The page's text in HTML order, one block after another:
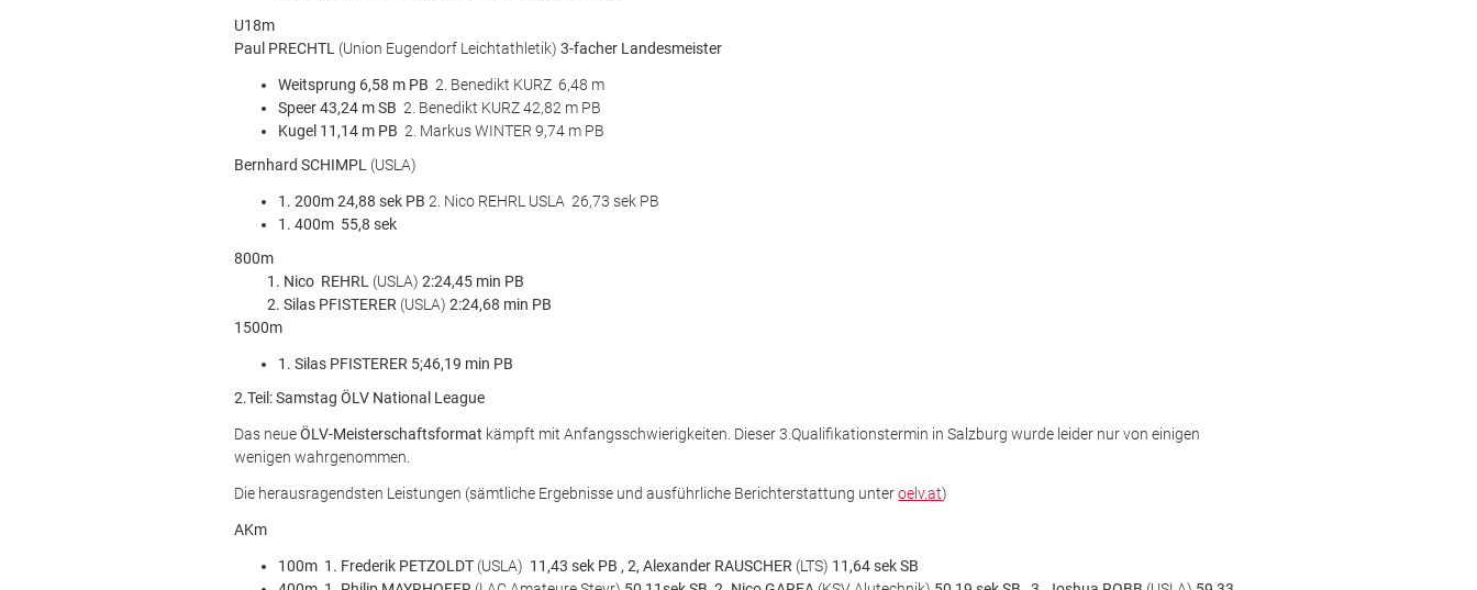
U18m
Paul PRECHTL (Union Eugendorf Leichtathletik)3-facher Landesmeister
Weitsprung 6,58 m PB2. Benedikt KURZ 6,48 m
Speer 43,24 m SB2. Benedikt KURZ 42,82 m PB
Kugel 11,14 m PB2. Markus WINTER 9,74 m PB
Bernhard SCHIMPL (USLA)
1. 200m 24,88 sek PB 2. Nico REHRL USLA 26,73 sek PB
1. 400m 55,8 sek
800m
1. Nico REHRL (USLA)2:24,45 min PB
2. Silas PFISTERER (USLA)2:24,68 min PB
1500m
1. Silas PFISTERER 5;46,19 min PB
2.Teil: Samstag ÖLV National League
Das neueÖLV-Meisterschaftsformat kämpft mit Anfangsschwierigkeiten. Dieser 3.Qualifikationstermin in Salzburg wurde leider nur von einigen
wenigen wahrgenommen.
Die herausragendsten Leistungen (sämtliche Ergebnisse und ausführliche Berichterstattung unteroelv.at)
AKm
100m 1. Frederik PETZOLDT (USLA) 11,43 sek PB , 2, Alexander RAUSCHER (LTS) 11,64 sek SB